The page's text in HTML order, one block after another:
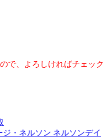
で、よろしければチェック
・ネルソン ネルソンデイ